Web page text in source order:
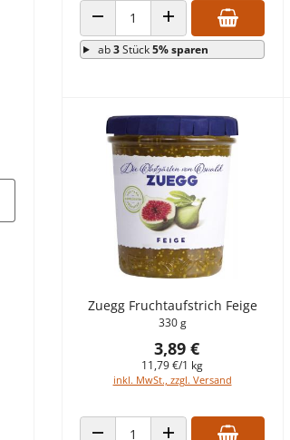
ANZAHL VERRINGERNANZAHL ERHÖHEN
ab3Stück5% sparen
Zuegg Fruchtaufstrich Feige
330 g
3,89 €
11,79 €/1 kg
inkl. MwSt., zzgl. Versand